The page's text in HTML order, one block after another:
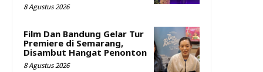
8 Agustus 2026
Film Dan Bandung Gelar Tur
Premiere di Semarang,
Disambut Hangat Penonton
8 Agustus 2026